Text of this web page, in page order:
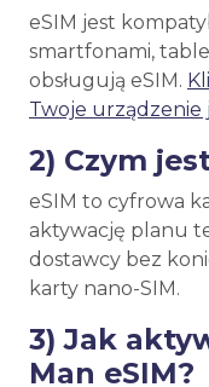
eSIM jest
smartfonami,
obsługują eSIM.
Twoje
2) Czym
eSIM to cyfrowa
aktywację planu
dostawcy bez
karty nano-SIM.
3) Jak
Man eSIM?